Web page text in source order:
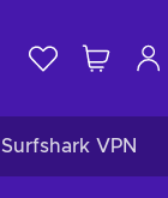
Surfshark VPN